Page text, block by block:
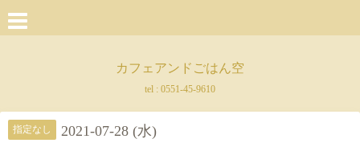
カフェアンドごはん空
tel : 0551-45-9610
指定なし 2021-07-28 (水)